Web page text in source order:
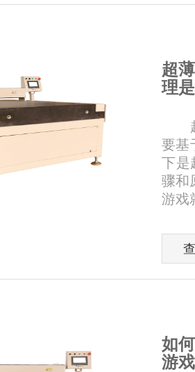
超
理
超
要基
下是
骤
游戏
如
游